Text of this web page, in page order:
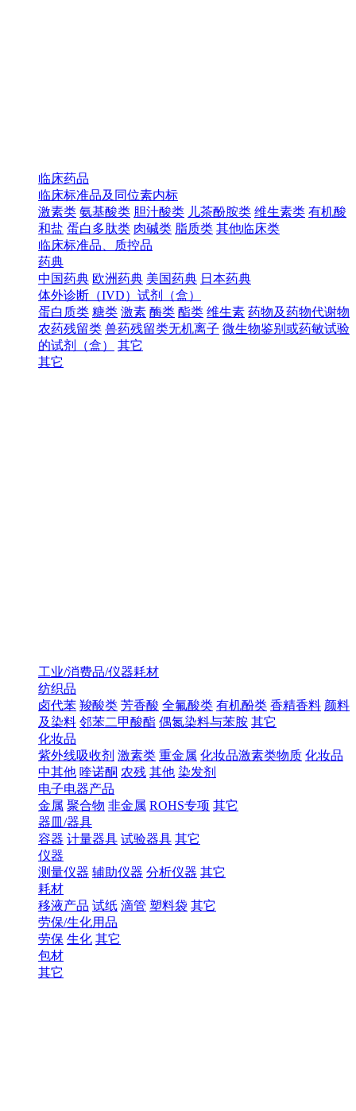
临床药品
临床标准品及同位素内标
激素类 氨基酸类 胆汁酸类 儿茶酚胺类 维生素类 有机酸
和盐 蛋白多肽类 肉碱类 脂质类 其他临床类
临床标准品、质控品
药典
中国药典 欧洲药典 美国药典 日本药典
体外诊断（IVD）试剂（盒）
蛋白质类 糖类 激素 酶类 酯类 维生素 药物及药物代谢物
农药残留类 兽药残留类无机离子 微生物鉴别或药敏试验
的试剂（盒）
其它
其它
工业/消费品/仪器耗材
纺织品
卤代苯 羧酸类 芳香酸 全氟酸类 有机酚类 香精香料 颜料
及染料 邻苯二甲酸酯 偶氮染料与苯胺 其它
化妆品
紫外线吸收剂 激素类 重金属 化妆品激素类物质 化妆品
中其他 喹诺酮 农残 其他 染发剂
电子电器产品
金属 聚合物 非金属 ROHS专项 其它
器皿/器具
容器 计量器具 试验器具 其它
仪器
测量仪器 辅助仪器 分析仪器 其它
耗材
移液产品 试纸 滴管 塑料袋 其它
劳保/生化用品
劳保 生化 其它
包材
其它